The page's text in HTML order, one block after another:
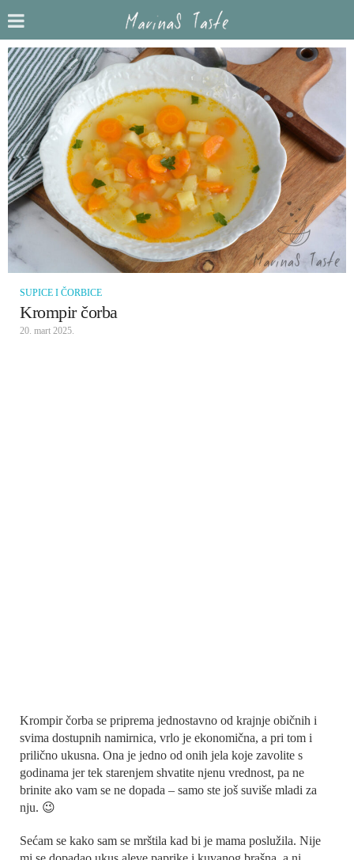
SUPICE I ČORBICE
Krompir čorba
20. mart 2025.
Krompir čorba se priprema jednostavno od krajnje običnih i
svima dostupnih namirnica, vrlo je ekonomična, a pri tom i
prilično ukusna. Ona je jedno od onih jela koje zavolite s
godinama jer tek starenjem shvatite njenu vrednost, pa ne
brinite ako vam se ne dopada – samo ste još suviše mladi za
nju. 😉
Sećam se kako sam se mrštila kad bi je mama poslužila. Nije